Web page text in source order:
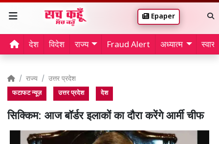
Epaper
देश विदेश राज्य Fraud Alert अध्यात्म
राज्य उत्तर प्रदेश
फटाफट न्यूज़ उत्तर प्रदेश देश
सिक्किम: आज बॉर्डर इलाकों का दौरा करेंगे आर्मी चीफ